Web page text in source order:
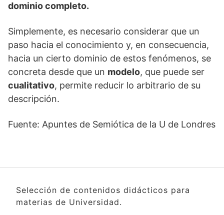
dominio completo.
Simplemente, es necesario considerar que un
paso hacia el conocimiento y, en consecuencia,
hacia un cierto dominio de estos fenómenos, se
concreta desde que un modelo, que puede ser
cualitativo, permite reducir lo arbitrario de su
descripción.
Fuente: Apuntes de Semiótica de la U de Londres
Selección de contenidos didácticos para
materias de Universidad.